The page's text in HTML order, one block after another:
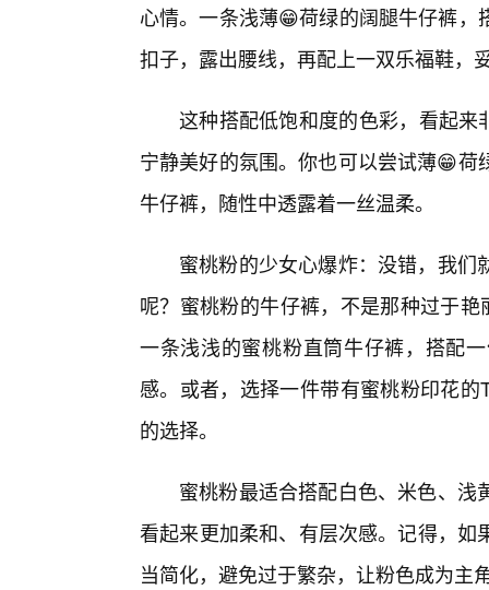
心情。一条浅薄😁荷绿的阔腿牛仔裤
扣子，露出腰线，再配上一双乐福鞋，
这种搭配低饱和度的色彩，看起
宁静美好的氛围。你也可以尝试薄😁
牛仔裤，随性中透露着一丝温柔。
蜜桃粉的少女心爆炸：没错，我
呢？蜜桃粉的牛仔裤，不是那种过于
一条浅浅的蜜桃粉直筒牛仔裤，搭配
感。或者，选择一件带有蜜桃粉印花
的选择。
蜜桃粉最适合搭配白色、米色、
看起来更加柔和、有层次感。记得，
当简化，避免过于繁杂，让粉色成为主